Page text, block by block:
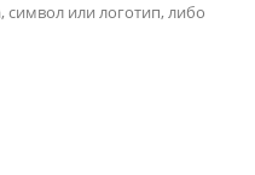
или логотип, либо